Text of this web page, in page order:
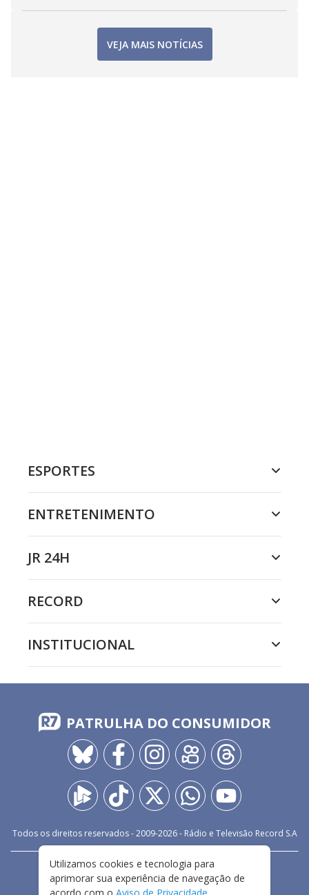
VEJA MAIS NOTÍCIAS
ESPORTES
ENTRETENIMENTO
JR 24H
RECORD
INSTITUCIONAL
PATRULHA DO CONSUMIDOR
Todos os direitos reservados - 2009-2026- Rádio e Televisão Record S.A
FALE CONOSCO
PRIVACIDADE
TERMOS E CONDIÇÕES DE USO
Utilizamos cookies e tecnologia para
aprimorar sua experiência de navegação de